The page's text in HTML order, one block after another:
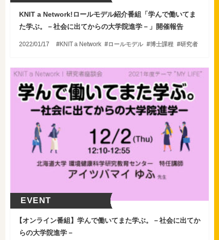
KNIT a Network!ロールモデル紹介番組「学んで働いてま
た学ぶ。－社会に出てからの大学院進学－」開催報告
2022/01/17 KNIT a Network ロールモデル 博士課程 研究者
EVENT
【オンライン番組】学んで働いてまた学ぶ。－社会に出てか
らの大学院進学－